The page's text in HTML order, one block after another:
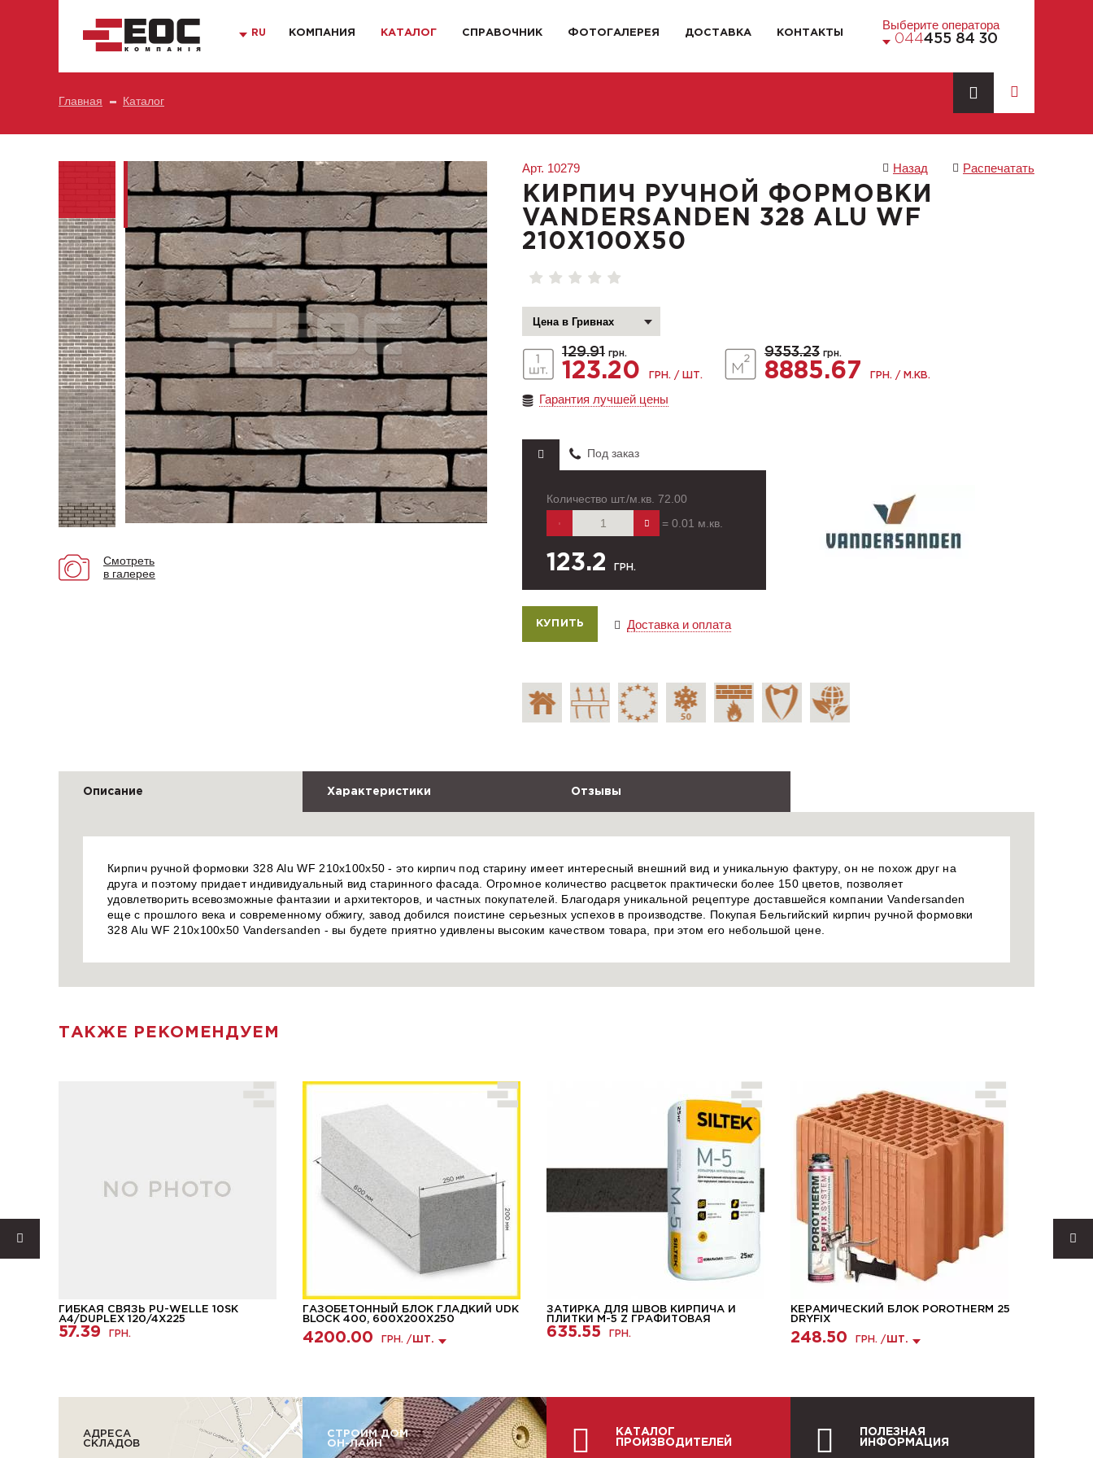
RU КОМПАНИЯ КАТАЛОГ СПРАВОЧНИК ФОТОГАЛЕРЕЯ ДОСТАВКА КОНТАКТЫ
Выберите оператора
044455 84 30
Главная Каталог
Смотреть
в галерее
Арт. 10279 Назад Распечатать
КИРПИЧ РУЧНОЙ ФОРМОВКИ
VANDERSANDEN 328 ALU WF
210X100X50
129.91 грн.
123.20 ГРН. / ШТ.
9353.23 грн.
8885.67 ГРН. / М.КВ.
Гарантия лучшей цены
Под заказ
Количество шт./м.кв. 72.00
= 0.01 м.кв.
123.2 ГРН.
Доставка и оплата
Описание Характеристики Отзывы
Кирпич ручной формовки 328 Alu WF 210x100x50 - это кирпич под старину имеет интересный внешний вид и уникальную фактуру, он не похож друг на
друга и поэтому придает индивидуальный вид старинного фасада. Огромное количество расцветок практически более 150 цветов, позволяет
удовлетворить всевозможные фантазии и архитекторов, и частных покупателей. Благодаря уникальной рецептуре доставшейся компании Vandersanden
еще с прошлого века и современному обжигу, завод добился поистине серьезных успехов в производстве. Покупая Бельгийский кирпич ручной формовки
328 Alu WF 210x100x50 Vandersanden - вы будете приятно удивлены высоким качеством товара, при этом его небольшой цене.
ТАКЖЕ РЕКОМЕНДУЕМ
ГИБКАЯ СВЯЗЬ PU-WELLE 10SK
A4/DUPLEX 120/4Х225
57.39 ГРН.
ГАЗОБЕТОННЫЙ БЛОК ГЛАДКИЙ UDK
BLOCK 400, 600Х200Х250
4200.00 ГРН. / ШТ.
ЗАТИРКА ДЛЯ ШВОВ КИРПИЧА И
ПЛИТКИ М-5 Z ГРАФИТОВАЯ
635.55 ГРН.
КЕРАМИЧЕСКИЙ БЛОК POROTHERM 25
DRYFIX
248.50 ГРН. / ШТ.
АДРЕСА
СКЛАДОВ
СТРОИМ ДОМ
ОН-ЛАЙН
КАТАЛОГ
ПРОИЗВОДИТЕЛЕЙ
ПОЛЕЗНАЯ
ИНФОРМАЦИЯ